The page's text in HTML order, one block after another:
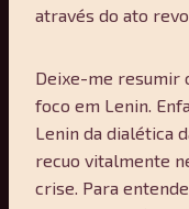
através do ato
Deixe-me resumir
foco em Lenin.
Lenin da dialética
recuo vitalmente
crise. Para